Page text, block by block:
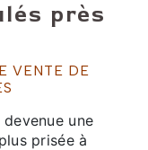
près
VENTE DE
une
prisée à